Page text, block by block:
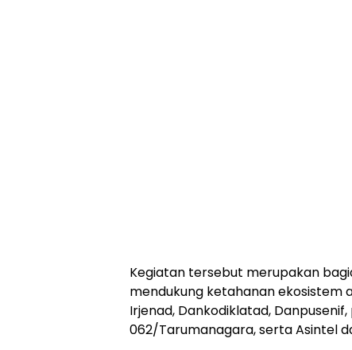
Kegiatan tersebut merupakan
mendukung ketahanan ekosistem
Irjenad, Dankodiklatad,
062/Tarumanagara, serta Asintel